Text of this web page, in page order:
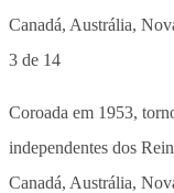
3 de 14
Coroada em 1953,
independentes dos
Canadá, Austrália,